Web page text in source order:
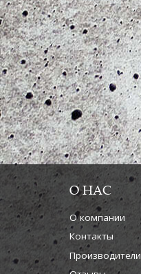
О НАС
О компании
Контакты
Производители